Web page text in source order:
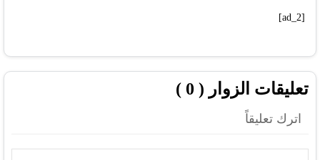
[ad_2]
تعليقات الزوار ( 0 )
اترك تعليقاً